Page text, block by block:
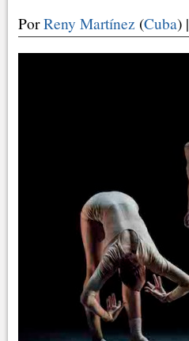
PorReny Martínez (Cuba)